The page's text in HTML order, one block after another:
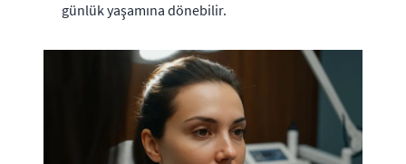
günlük yaşamına dönebilir.